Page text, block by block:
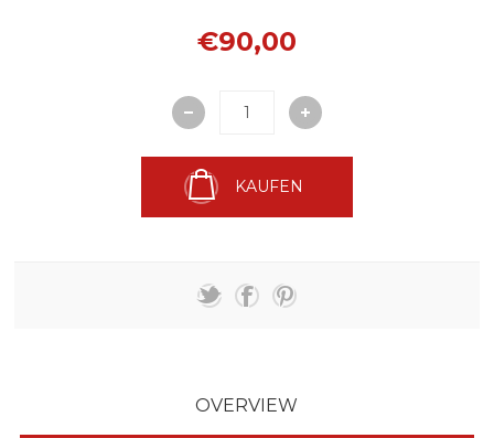
€90,00
KAUFEN
OVERVIEW